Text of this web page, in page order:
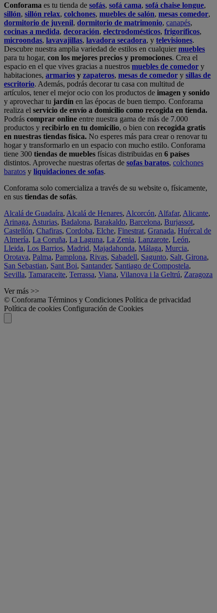
Conforama es tu tienda de sofás, sofá cama, sofá chaise longue,
sillón, sillón relax, colchones, muebles de salón, mesas comedor,
dormitorio de juvenil, dormitorio de matrimonio, canapés,
cocinas a medida, decoración, electrodomésticos, frigoríficos,
microondas, lavavajillas, lavadora secadora, y televisiones.
Descubre nuestra amplia variedad de estilos en cualquiermuebles
para tu hogar, con los mejores precios y promociones. Crea el
espacio en el que vives gracias a nuestros muebles de comedor y
habitaciones, armarios y zapateros, mesas de comedor y sillas de
escritorio. Además, podrás decorar tu casa con multitud de
artículos, tener el mejor ocio con los productos de imagen y sonido
y aprovechar tu jardín en las épocas de buen tiempo. Conforama
realiza el servicio de envío a domicilio como recogida en tienda.
Podrás comprar online entre nuestra gama de más de 7.000
productos y recibirlo en tu domicilio, o bien con recogida gratis
en nuestras tiendas física. No esperes más para crear o renovar tu
hogar y transformarlo en un espacio con mucho estilo. Conforama
tiene 300 tiendas de muebles físicas distribuidas en 6 países
distintos. Aproveche nuestras ofertas de sofas baratos, colchones
baratos y liquidaciones de sofas.
Conforama solo comercializa a través de su website o, físicamente,
en sus tiendas de sofás.
Alcalá de Guadaíra, Alcalá de Henares, Alcorcón, Alfafar, Alicante,
Arinaga, Asturias, Badalona, Barakaldo, Barcelona, Burjassot,
Castellón, Chafiras, Cordoba, Elche, Finestrat, Granada, Huércal de
Almería, La Coruña, La Laguna, La Zenia, Lanzarote, León,
Lleida, Los Barrios, Madrid, Majadahonda, Málaga, Murcia,
Orotava, Palma, Pamplona, Rivas, Sabadell, Sagunto, Salt, Girona,
San Sebastian, Sant Boi, Santander, Santiago de Compostela,
Sevilla, Tamaraceite, Terrassa, Viana, Vilanova i la Geltrú, Zaragoza
Ver más >>
© Conforama Términos y Condiciones Política de privacidad
Política de cookies Configuración de Cookies